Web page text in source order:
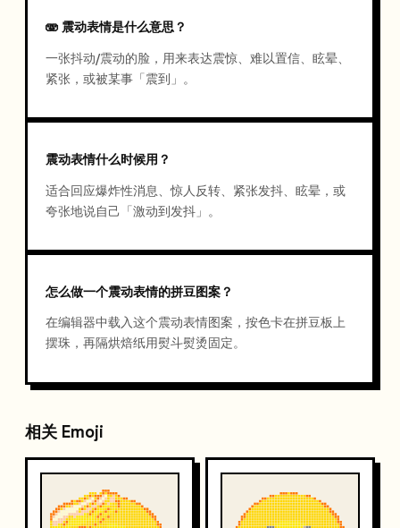
🫨 震动表情是什么意思？
一张抖动/震动的脸，用来表达震惊、难以置信、眩晕、
紧张，或被某事「震到」。
震动表情什么时候用？
适合回应爆炸性消息、惊人反转、紧张发抖、眩晕，或
夸张地说自己「激动到发抖」。
怎么做一个震动表情的拼豆图案？
在编辑器中载入这个震动表情图案，按色卡在拼豆板上
摆珠，再隔烘焙纸用熨斗熨烫固定。
相关 Emoji